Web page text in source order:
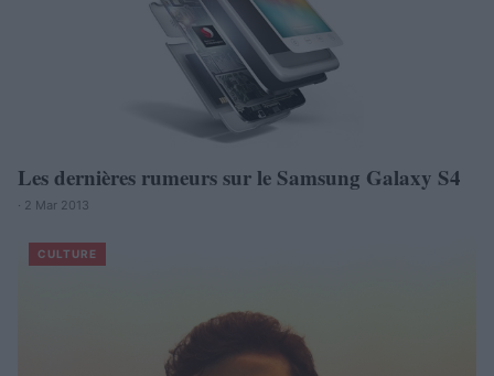
Les dernières rumeurs sur le Samsung Galaxy S4
· 2 Mar 2013
CULTURE